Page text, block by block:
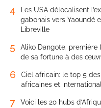
4
Les USA délocalisent
gabonais vers Yaoundé
Libreville
5
Aliko Dangote, première
de sa fortune à des
6
Ciel africain: le top 5
africaines et
7
Voici les 20 hubs